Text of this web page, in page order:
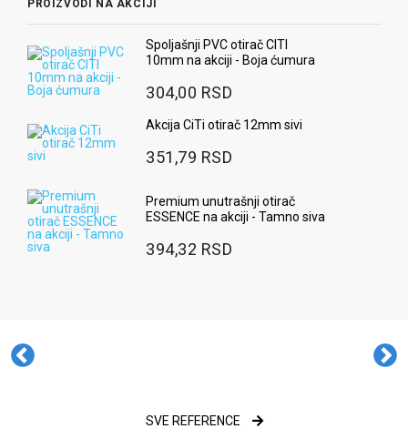
PROIZVODI NA AKCIJI
Spoljašnji PVC otirač CITI
10mm na akciji - Boja ćumura
304,00 RSD
Akcija CiTi otirač 12mm sivi
351,79 RSD
Premium unutrašnji otirač
ESSENCE na akciji - Tamno siva
394,32 RSD
SVE REFERENCE